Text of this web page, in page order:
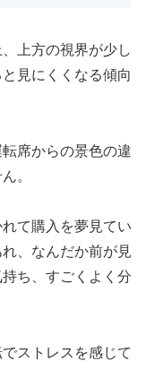
上方の視界が少し
見にくくなる傾向
席からの景色の違
。
て購入を夢見てい
、なんだか前が見
ち、すごくよく分
ストレスを感じて